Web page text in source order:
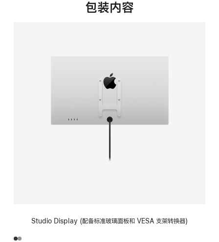
中
包装内容
Studio Display (配备标准玻璃面板和 VESA 支架转换器)